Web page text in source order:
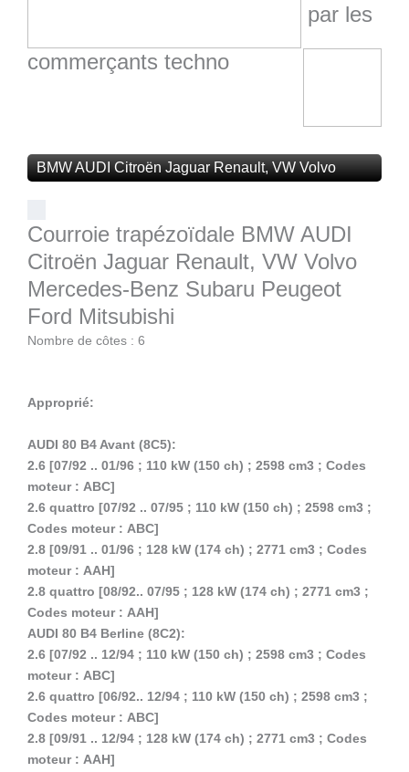
par les
commerçants techno
BMW AUDI Citroën Jaguar Renault, VW Volvo
Courroie trapézoïdale BMW AUDI
Citroën Jaguar Renault, VW Volvo
Mercedes-Benz Subaru Peugeot
Ford Mitsubishi
Nombre de côtes : 6
Approprié:
AUDI 80 B4 Avant (8C5):
2.6 [07/92 .. 01/96 ; 110 kW (150 ch) ; 2598 cm3 ; Codes
moteur : ABC]
2.6 quattro [07/92 .. 07/95 ; 110 kW (150 ch) ; 2598 cm3 ;
Codes moteur : ABC]
2.8 [09/91 .. 01/96 ; 128 kW (174 ch) ; 2771 cm3 ; Codes
moteur : AAH]
2.8 quattro [08/92.. 07/95 ; 128 kW (174 ch) ; 2771 cm3 ;
Codes moteur : AAH]
AUDI 80 B4 Berline (8C2):
2.6 [07/92 .. 12/94 ; 110 kW (150 ch) ; 2598 cm3 ; Codes
moteur : ABC]
2.6 quattro [06/92.. 12/94 ; 110 kW (150 ch) ; 2598 cm3 ;
Codes moteur : ABC]
2.8 [09/91 .. 12/94 ; 128 kW (174 ch) ; 2771 cm3 ; Codes
moteur : AAH]